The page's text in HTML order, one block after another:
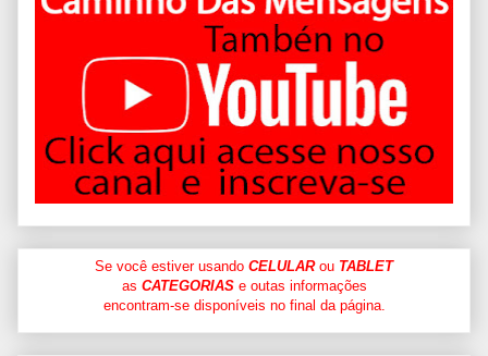
Se você estiver usando CELULARou TABLET
as CATEGORIASe outas informações
encontram-se disponíveis no final da página.